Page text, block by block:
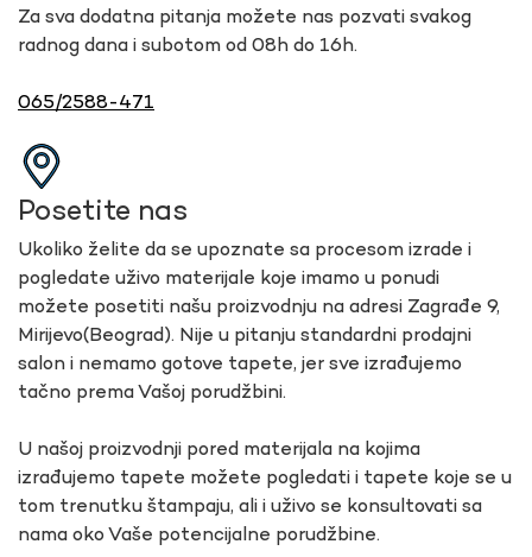
Za sva dodatna pitanja možete nas pozvati svakog
radnog dana i subotom od 08h do 16h.
065/2588-471
Posetite nas
Ukoliko želite da se upoznate sa procesom izrade i
pogledate uživo materijale koje imamo u ponudi
možete posetiti našu proizvodnju na adresi Zagrađe 9,
Mirijevo(Beograd). Nije u pitanju standardni prodajni
salon i nemamo gotove tapete, jer sve izrađujemo
tačno prema Vašoj porudžbini.
U našoj proizvodnji pored materijala na kojima
izrađujemo tapete možete pogledati i tapete koje se u
tom trenutku štampaju, ali i uživo se konsultovati sa
nama oko Vaše potencijalne porudžbine.